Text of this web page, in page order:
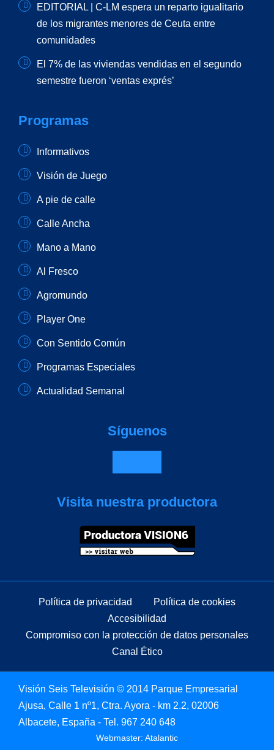
EDITORIAL | C-LM espera un reparto igualitario
de los migrantes menores de Ceuta entre
comunidades
El 7% de las viviendas vendidas en el segundo
semestre fueron ‘ventas exprés’
Programas
Informativos
Visión de Juego
A pie de calle
Calle Ancha
Mano a Mano
Al Fresco
Agromundo
Player One
Con Sentido Común
Programas Especiales
Actualidad Semanal
Síguenos
Visita nuestra productora
Política de privacidad
Política de cookies
Accesibilidad
Compromiso con la protección de datos personales
Canal Ético
Visión Seis Televisión © 2014 Parque Empresarial
Ajusa, Calle 1 nº1, Ctra. Ayora - km 2.2, 02006
Albacete, España - Tel. 967 240 648
Webmaster: Atalantic